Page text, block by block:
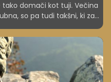
tako domači kot tuji. Večina
so pa tudi takšni, ki za